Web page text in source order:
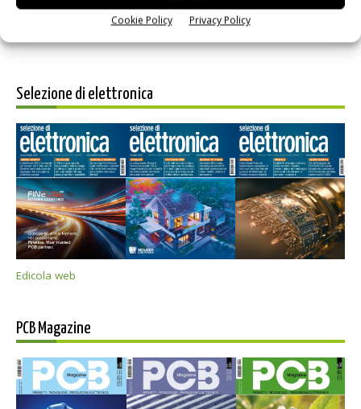
Cookie Policy Privacy Policy
Selezione di elettronica
Edicola web
PCB Magazine